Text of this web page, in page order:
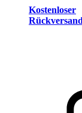
Kostenloser
Rückversand